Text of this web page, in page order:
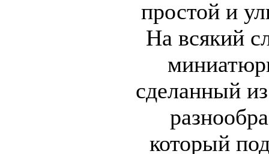
простой и
На всякий
сделанный
который